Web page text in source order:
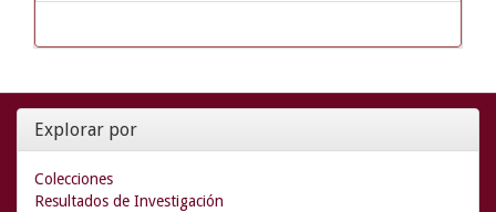
Explorar por
Colecciones
Resultados de Investigación